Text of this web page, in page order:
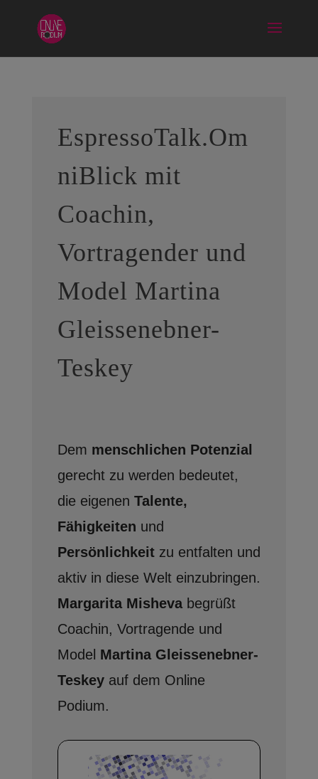
EspressoTalk.Om
niBlick mit
Coachin,
Vortragender und
Model Martina
Gleissenebner-
Teskey
Dem menschlichen Potenzial
gerecht zu werden bedeutet,
die eigenen Talente,
Fähigkeiten und
Persönlichkeitzu entfalten und
aktiv in diese Welt einzubringen.
Margarita Mishevabegrüßt
Coachin, Vortragende und
Model Martina Gleissenebner-
Teskeyauf dem Online
Podium.